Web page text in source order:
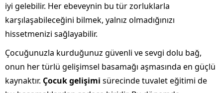
iyi gelebilir. Her ebeveynin bu tür zorluklarla
karşılaşabileceğini bilmek, yalnız olmadığınızı
hissetmenizi sağlayabilir.
Çocuğunuzla kurduğunuz güvenli ve sevgi dolu bağ,
onun her türlü gelişimsel basamağı aşmasında en güçlü
kaynaktır. Çocuk gelişimi sürecinde tuvalet eğitimi de